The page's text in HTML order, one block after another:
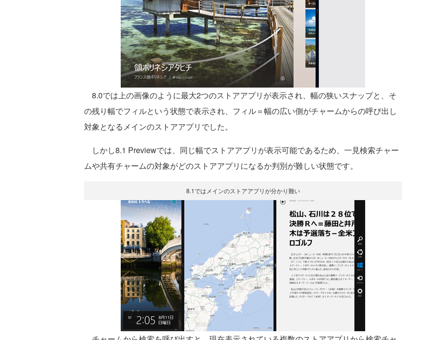
8.0では上の画像のように最大2つのストアアプリが表示され、幅の狭いスナップと、そ
の残り幅でフィルという状態で表示され、フィル＝幅の広い側がチャームからの呼び出し
対象となるメインのストアアプリでした。
しかし8.1 Previewでは、同じ幅でストアアプリが表示可能であるため、一見検索チャー
ムや共有チャームの対象がどのストアアプリになるか判別が難しい状態です。
8.1ではメインのストアアプリが分かり難い